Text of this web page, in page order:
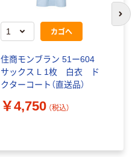
カゴへ
住商モンブラン 51ー604
サックス L 1枚 白衣 ド
クターコート（直送品）
￥4,750 （税込）
次